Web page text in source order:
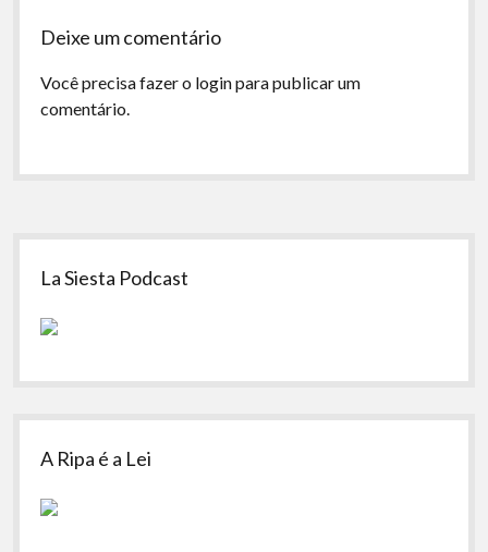
Deixe um comentário
Você precisa fazer o loginpara publicar um
comentário.
Sidebar
La Siesta Podcast
A Ripa é a Lei